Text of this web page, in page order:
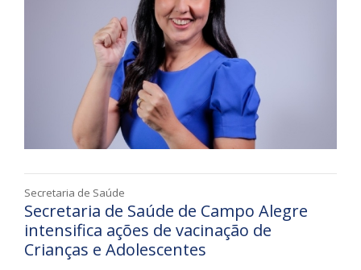
Secretaria de Saúde
Secretaria de Saúde de Campo Alegre
intensifica ações de vacinação de
Crianças e Adolescentes